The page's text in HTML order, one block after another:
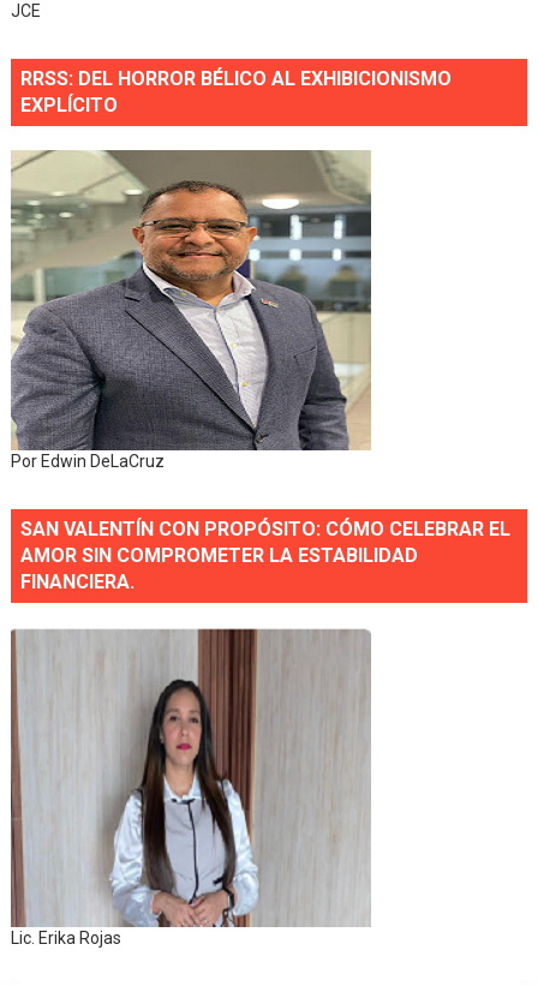
JCE
RRSS: DEL HORROR BÉLICO AL EXHIBICIONISMO
EXPLÍCITO
Por Edwin DeLaCruz
SAN VALENTÍN CON PROPÓSITO: CÓMO CELEBRAR EL
AMOR SIN COMPROMETER LA ESTABILIDAD
FINANCIERA.
Lic. Erika Rojas